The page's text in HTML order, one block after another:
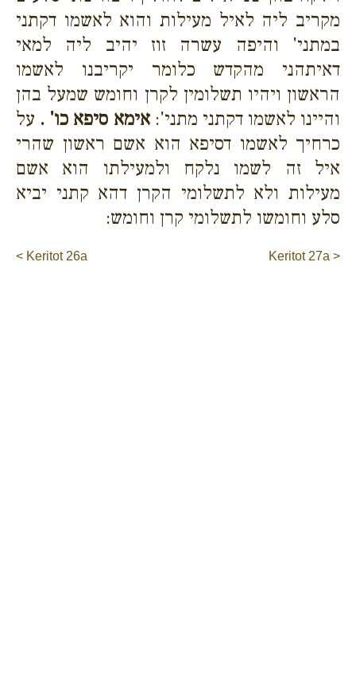
מקריב ליה לאיל מעילות והוא לאשמו דקתני
במתני' והיפה עשרה זוז יהיב ליה למאי
דאיתהני מהקדש כלומר יקריבנו לאשמו
הראשון ויהיו תשלומין לקרן וחומש שמעל בהן
והיינו לאשמו דקתני מתני':אימא סיפא כו' . על
כרחיך לאשמו דסיפא הוא אשם ראשון שהרי
איל זה לשמו נלקח ולמעילתו הוא אשם
מעילות ולא לתשלומי הקרן דהא קתני יביא
סלע וחומשו לתשלומי קרן וחומש:
< Keritot 26a Keritot 27a >